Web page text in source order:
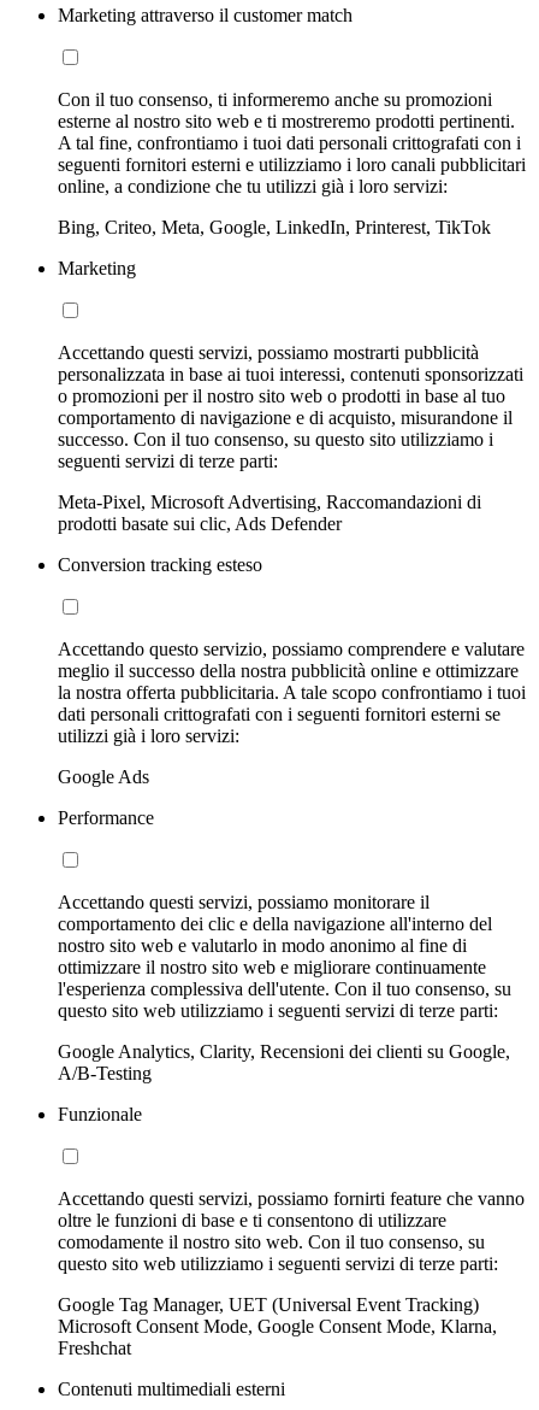
Marketing attraverso il customer match
Con il tuo consenso, ti informeremo anche su promozioni
esterne al nostro sito web e ti mostreremo prodotti pertinenti.
A tal fine, confrontiamo i tuoi dati personali crittografati con i
seguenti fornitori esterni e utilizziamo i loro canali pubblicitari
online, a condizione che tu utilizzi già i loro servizi:
Bing, Criteo, Meta, Google, LinkedIn, Printerest, TikTok
Marketing
Accettando questi servizi, possiamo mostrarti pubblicità
personalizzata in base ai tuoi interessi, contenuti sponsorizzati
o promozioni per il nostro sito web o prodotti in base al tuo
comportamento di navigazione e di acquisto, misurandone il
successo. Con il tuo consenso, su questo sito utilizziamo i
seguenti servizi di terze parti:
Meta-Pixel, Microsoft Advertising, Raccomandazioni di
prodotti basate sui clic, Ads Defender
Conversion tracking esteso
Accettando questo servizio, possiamo comprendere e valutare
meglio il successo della nostra pubblicità online e ottimizzare
la nostra offerta pubblicitaria. A tale scopo confrontiamo i tuoi
dati personali crittografati con i seguenti fornitori esterni se
utilizzi già i loro servizi:
Google Ads
Performance
Accettando questi servizi, possiamo monitorare il
comportamento dei clic e della navigazione all'interno del
nostro sito web e valutarlo in modo anonimo al fine di
ottimizzare il nostro sito web e migliorare continuamente
l'esperienza complessiva dell'utente. Con il tuo consenso, su
questo sito web utilizziamo i seguenti servizi di terze parti:
Google Analytics, Clarity, Recensioni dei clienti su Google,
A/B-Testing
Funzionale
Accettando questi servizi, possiamo fornirti feature che vanno
oltre le funzioni di base e ti consentono di utilizzare
comodamente il nostro sito web. Con il tuo consenso, su
questo sito web utilizziamo i seguenti servizi di terze parti:
Google Tag Manager, UET (Universal Event Tracking)
Microsoft Consent Mode, Google Consent Mode, Klarna,
Freshchat
Contenuti multimediali esterni